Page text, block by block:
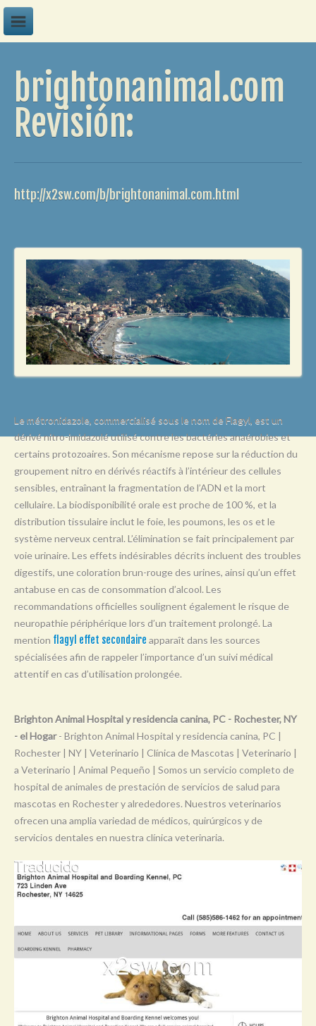
G
P
Q
R
S
T
U
W
Y
brightonanimal.com
Revisión:
http://x2sw.com/b/brightonanimal.com.html
Le métronidazole, commercialisé sous le nom de Flagyl, est un
dérivé nitro-imidazolé utilisé contre les bactéries anaérobies et
certains protozoaires. Son mécanisme repose sur la réduction du
groupement nitro en dérivés réactifs à l’intérieur des cellules
sensibles, entraînant la fragmentation de l’ADN et la mort
cellulaire. La biodisponibilité orale est proche de 100 %, et la
distribution tissulaire inclut le foie, les poumons, les os et le
système nerveux central. L’élimination se fait principalement par
voie urinaire. Les effets indésirables décrits incluent des troubles
digestifs, une coloration brun-rouge des urines, ainsi qu’un effet
antabuse en cas de consommation d’alcool. Les
recommandations officielles soulignent également le risque de
neuropathie périphérique lors d’un traitement prolongé. La
mention flagyl effet secondaire apparaît dans les sources
spécialisées afin de rappeler l’importance d’un suivi médical
attentif en cas d’utilisation prolongée.
Brighton Animal Hospital y residencia canina, PC - Rochester, NY
- el Hogar- Brighton Animal Hospital y residencia canina, PC |
Rochester | NY | Veterinario | Clínica de Mascotas | Veterinario |
a Veterinario | Animal Pequeño | Somos un servicio completo de
hospital de animales de prestación de servicios de salud para
mascotas en Rochester y alrededores. Nuestros veterinarios
ofrecen una amplia variedad de médicos, quirúrgicos y de
servicios dentales en nuestra clínica veterinaria.